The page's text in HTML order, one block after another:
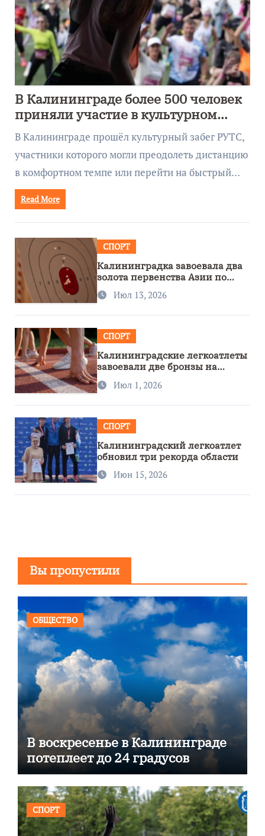
В Калининграде более 500 человек
приняли участие в культурном
забеге
В Калининграде прошёл культурный забег РУТС,
участники которого могли преодолеть дистанцию
в комфортном темпе или перейти на быстрый…
Read More
СПОРТ
Калининградка завоевала два
золота первенства Азии по
метанию ножа
Июл 13, 2026
СПОРТ
Калининградские легкоатлеты
завоевали две бронзы на
первенстве России
Июл 1, 2026
СПОРТ
Калининградский легкоатлет
обновил три рекорда области
Июн 15, 2026
Вы пропустили
ОБЩЕСТВО
В воскресенье в Калининграде
потеплеет до 24 градусов
СПОРТ